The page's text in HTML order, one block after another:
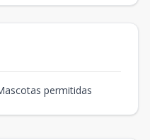
permitidas